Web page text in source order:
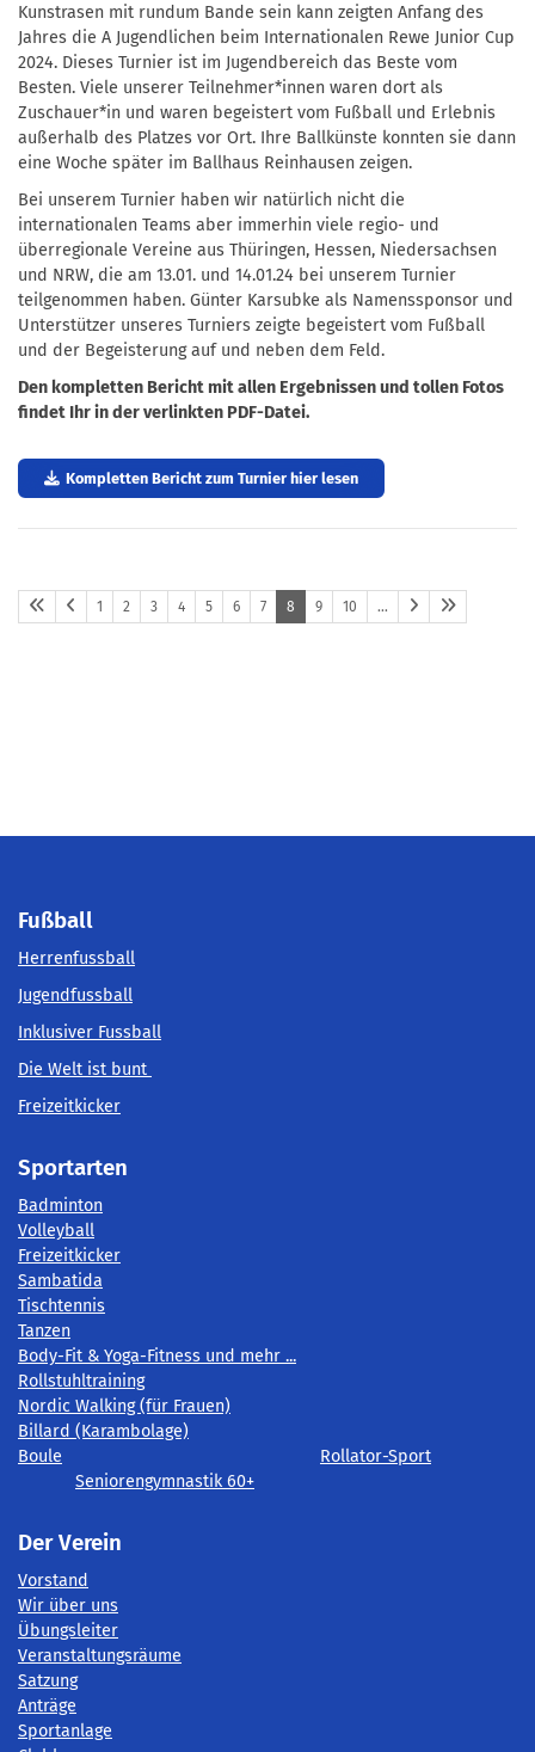
Kunstrasen mit rundum Bande sein kann zeigten Anfang des
Jahres die A Jugendlichen beim Internationalen Rewe Junior Cup
2024. Dieses Turnier ist im Jugendbereich das Beste vom
Besten. Viele unserer Teilnehmer*innen waren dort als
Zuschauer*in und waren begeistert vom Fußball und Erlebnis
außerhalb des Platzes vor Ort. Ihre Ballkünste konnten sie dann
eine Woche später im Ballhaus Reinhausen zeigen.
Bei unserem Turnier haben wir natürlich nicht die
internationalen Teams aber immerhin viele regio- und
überregionale Vereine aus Thüringen, Hessen, Niedersachsen
und NRW, die am 13.01. und 14.01.24 bei unserem Turnier
teilgenommen haben. Günter Karsubke als Namenssponsor und
Unterstützer unseres Turniers zeigte begeistert vom Fußball
und der Begeisterung auf und neben dem Feld.
Den kompletten Bericht mit allen Ergebnissen und tollen Fotos
findet Ihr in der verlinkten PDF-Datei.
Kompletten Bericht zum Turnier hier lesen
1 2 3 4 5 6 7 8 9 10 …
Fußball
Herrenfussball
Jugendfussball
Inklusiver Fussball
Die Welt ist bunt
Freizeitkicker
Sportarten
Badminton
Volleyball
Freizeitkicker
Sambatida
Tischtennis
Tanzen
Body-Fit & Yoga-Fitness und mehr ...
Rollstuhltraining
Nordic Walking (für Frauen)
Billard (Karambolage)
Boule
Rollator-Sport
Seniorengymnastik 60+
Der Verein
Vorstand
Wir über uns
Übungsleiter
Veranstaltungsräume
Satzung
Anträge
Sportanlage